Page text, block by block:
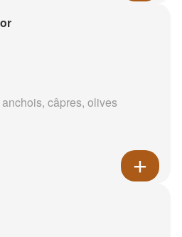
câpres, olives